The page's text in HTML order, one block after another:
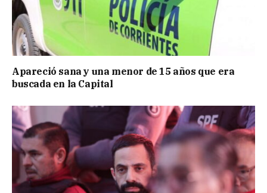
Apareció sana y una menor de 15 años que era
buscada en la Capital